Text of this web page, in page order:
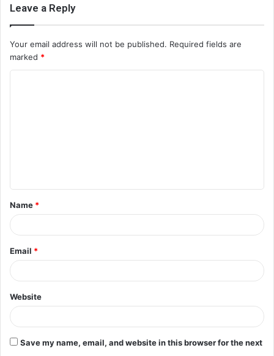
Leave a Reply
Your email address will not be published. Required fields are
marked *
t
*
Name *
Email *
Website
Save my name, email, and website in this browser for the next